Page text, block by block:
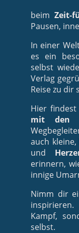
beim Zeit-
Pausen,
In einer
es ein
selbst
Verlag
Reise zu dir
Hier
mit den
auch
und
erinnern,
innige
Nimm dir
Kampf,
selbst.